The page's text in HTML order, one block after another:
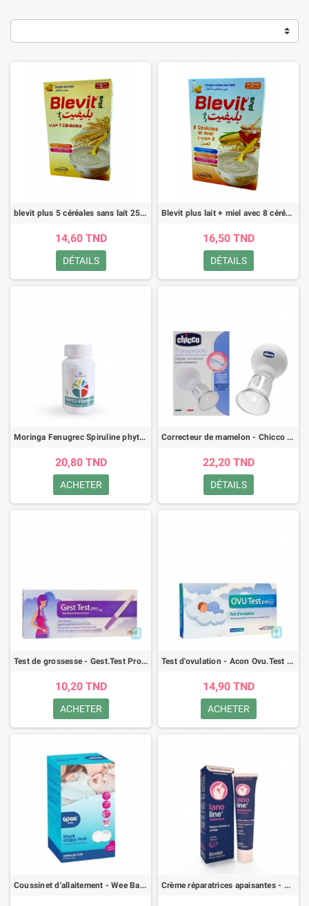
blevit plus 5 céréales sans lait 250gr
14,60 TND
DÉTAILS
Blevit plus lait + miel avec 8 céréales 250gr
16,50 TND
DÉTAILS
Moringa Fenugrec Spiruline phyto-vitamines - 60 gélules
20,80 TND
ACHETER
Correcteur de mamelon - Chicco - 0m+
22,20 TND
DÉTAILS
Test de grossesse - Gest.Test Pro stylo - 1 pièce
10,20 TND
ACHETER
Test d'ovulation - Acon Ovu.Test Pro LH - B/5 pièces
14,90 TND
ACHETER
Coussinet d'allaitement - Wee Baby - 60 pièces Crème réparatrices apaisantes - Kenko Lanoline Allaitement - 25ml